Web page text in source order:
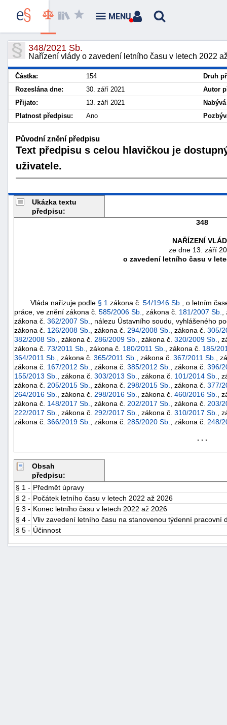
348/2021 Sb.
Nařízení vlády o zavedení letního času v letech 2022
Částka: 154
Druh
Rozeslána dne:
30. září 2021
Autor
Přijato:
13. září 2021
Platnost předpisu:
Ano
Původní znění předpisu
Text předpisu s celou hlavičkou je
uživatele.
Ukázka textu
předpisu:
348
NAŘÍZENÍ
ze dne 13. září
o zavedení letního času v
Vláda nařizuje podle § 1 zákona č. 54/1946 Sb.
, o letním
práce, ve znění zákona č. 585/2006 Sb. , zákona č. 181/2007 Sb.
zákona č. 362/2007 Sb.
, nálezu Ústavního soudu, vyhlášeného
zákona č. 126/2008 Sb. , zákona č. 294/2008 Sb. , zákona č. 305/
382/2008 Sb.
, zákona č. 286/2009 Sb. , zákona č. 320/2009 Sb.
,
zákona č. 73/2011 Sb. , zákona č. 180/2011 Sb. , zákona č. 185/
364/2011 Sb.
, zákona č. 365/2011 Sb. , zákona č. 367/2011 Sb.
,
zákona č. 167/2012 Sb. , zákona č. 385/2012 Sb. , zákona č. 396/
155/2013 Sb.
, zákona č. 303/2013 Sb. , zákona č. 101/2014 Sb.
,
zákona č. 205/2015 Sb. , zákona č. 298/2015 Sb. , zákona č. 377/
264/2016 Sb.
, zákona č. 298/2016 Sb. , zákona č. 460/2016 Sb.
,
zákona č. 148/2017 Sb. , zákona č. 202/2017 Sb. , zákona č. 203/
222/2017 Sb.
, zákona č. 292/2017 Sb. , zákona č. 310/2017 Sb.
,
zákona č. 366/2019 Sb. , zákona č. 285/2020 Sb. , zákona č. 248/
. . .
Obsah
předpisu:
§ 1 - Předmět úpravy
§ 2 - Počátek letního času v letech 2022 až 2026
§ 3 - Konec letního času v letech 2022 až 2026
§ 4 - Vliv zavedení letního času na stanovenou týdenní pracovní
§ 5 - Účinnost
MENU
náhrady
škody